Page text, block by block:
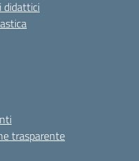
didattici
trasparente